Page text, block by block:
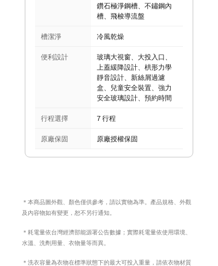
鑽石極淨鋼槽、不鏽鋼內
槽、飛梭導流盤
槽潔淨 冷風乾燥
便利設計
玻璃大視窗、大投入口、
上蓋緩降設計、栱形力學
靜音設計、新絲屑過濾
盒、兒童安全裝置、強力
安全玻璃設計、預約時間
行程選擇 7 行程
原廠保固 原廠授權保固
＊本商品圖外觀、顏色僅供參考，請以實物為準。產品規格、外觀
及內容物如有變更，恕不另行通知。
＊耗電量依台灣經濟部能源署公告數據；實際耗電量依使用環境、
水溫、洗劑用量、衣物量等而異。
＊洗衣容量為衣物在標準狀態下的最大可投入重量，請依衣物材質